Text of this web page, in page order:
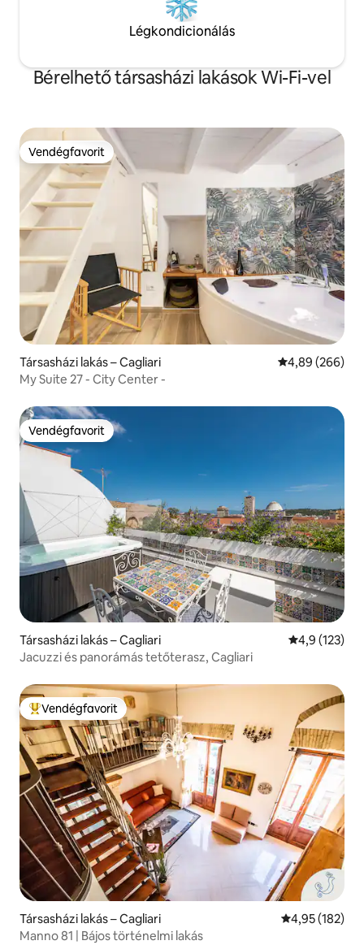
Légkondicionálás
Bérelhető társasházi lakások Wi-Fi-vel
Vendégfavorit
Vendégfavorit
Társasházi lakás – Cagliari Átlagos
4,89 (266)
My Suite 27 - City Center -
Vendégfavorit
Vendégfavorit
Társasházi lakás – Cagliari Átlagos
4,9 (123)
Jacuzzi és panorámás tetőterasz, Cagliari
Kiemelt vendégfavorit
Vendégfavorit
Társasházi lakás – Cagliari Átlagos
4,95 (182)
Manno 81 | Bájos történelmi lakás